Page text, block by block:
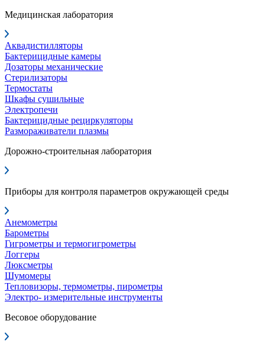
Медицинская лаборатория
Аквадистилляторы
Бактерицидные камеры
Дозаторы механические
Стерилизаторы
Термостаты
Шкафы сушильные
Электропечи
Бактерицидные рециркуляторы
Размораживатели плазмы
Дорожно-строительная лаборатория
Приборы для контроля параметров окружающей среды
Анемометры
Барометры
Гигрометры и термогигрометры
Логгеры
Люксметры
Шумомеры
Тепловизоры, термометры, пирометры
Электро- измерительные инструменты
Весовое оборудование